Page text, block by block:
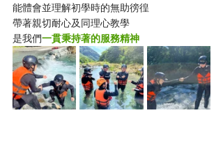
能體會並理解初學時的無助徬徨
帶著親切耐心及同理心教學
是我們一貫秉持著的服務精神